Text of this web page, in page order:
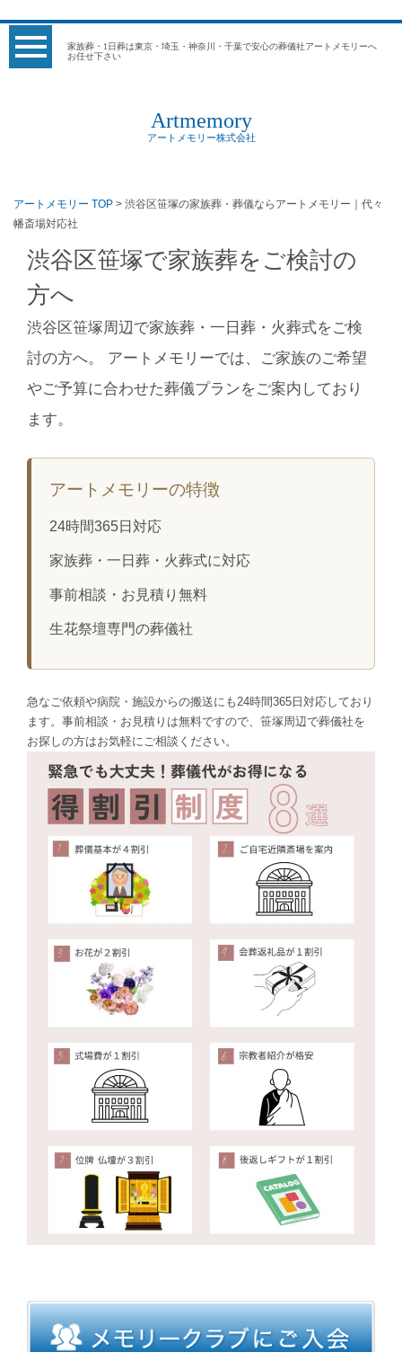
家族葬・1日葬は東京・埼玉・神奈川・千葉で安心の葬儀社アートメモリーへ
お任せ下さい
Artmemory
アートメモリー株式会社
アートメモリー TOP > 渋谷区笹塚の家族葬・葬儀ならアートメモリー｜代々
幡斎場対応社
渋谷区笹塚で家族葬をご検討の
方へ
渋谷区笹塚周辺で家族葬・一日葬・火葬式をご検
討の方へ。 アートメモリーでは、ご家族のご希望
やご予算に合わせた葬儀プランをご案内しており
ます。
アートメモリーの特徴
24時間365日対応
家族葬・一日葬・火葬式に対応
事前相談・お見積り無料
生花祭壇専門の葬儀社
急なご依頼や病院・施設からの搬送にも24時間365日対応しており
ます。事前相談・お見積りは無料ですので、笹塚周辺で葬儀社を
お探しの方はお気軽にご相談ください。